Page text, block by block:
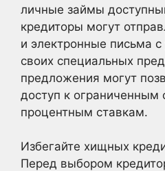
личные займы
кредиторы могут
и электронные письма
своих специальных
предложения могут
доступ к ограниченным
процентным ставкам.
Избегайте хищных
Перед выбором